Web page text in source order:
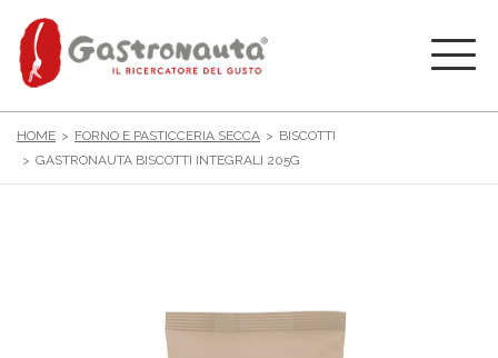
HOME FORNO E PASTICCERIA SECCA
BISCOTTI
GASTRONAUTA BISCOTTI INTEGRALI 205G